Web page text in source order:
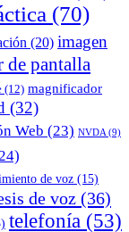
(70)
(20) imagen
de pantalla
(12) magnificador
(32)
Web (23) NVDA(9)
de voz (15)
de voz (36)
telefonía (53)